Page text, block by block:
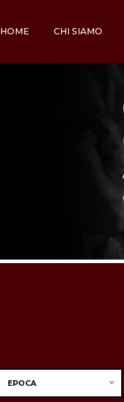
HOME CHI SIAMO
EPOCA